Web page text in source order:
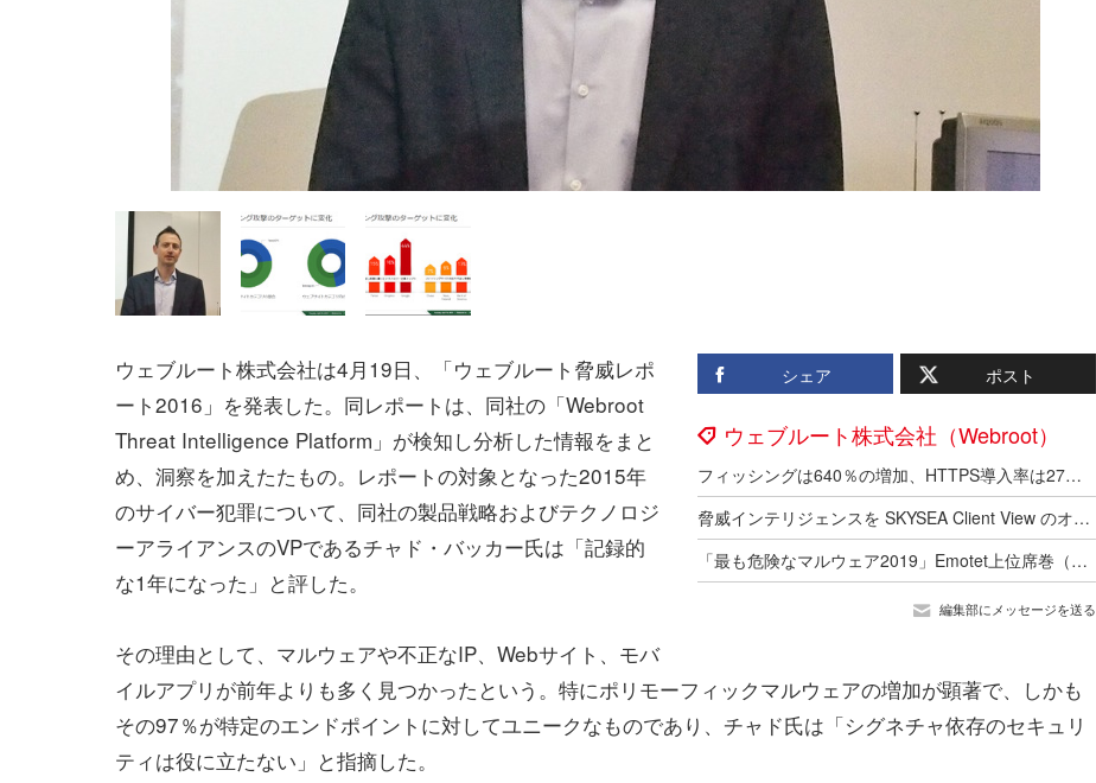
シェア ポスト
ウェブルート株式会社（Webroot）
フィッシングは640％の増加、HTTPS導入率は27％に--年間レポート（ウェブルート）
脅威インテリジェンスを SKYSEA Client View のオプションに（ウェブルート）
「最も危険なマルウェア2019」Emotet上位席巻（ウェブルート）
編集部にメッセージを送る
ウェブルート株式会社は4月19日、「ウェブルート脅威レポ
ート2016」を発表した。同レポートは、同社の「Webroot
Threat Intelligence Platform」が検知し分析した情報をまと
め、洞察を加えたたもの。レポートの対象となった2015年
のサイバー犯罪について、同社の製品戦略およびテクノロジ
ーアライアンスのVPであるチャド・バッカー氏は「記録的
な1年になった」と評した。
その理由として、マルウェアや不正なIP、Webサイト、モバ
イルアプリが前年よりも多く見つかったという。特にポリモーフィックマルウェアの増加が顕著で、しかも
その97％が特定のエンドポイントに対してユニークなものであり、チャド氏は「シグネチャ依存のセキュリ
ティは役に立たない」と指摘した。